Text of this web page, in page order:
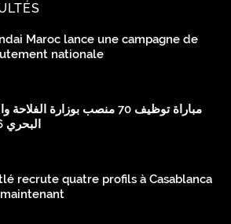
Maroc lance une campagne de
nationale
مباراة توظيف 70 منصب بوزارة
البحري 2026
recrute quatre profils à Casablanca